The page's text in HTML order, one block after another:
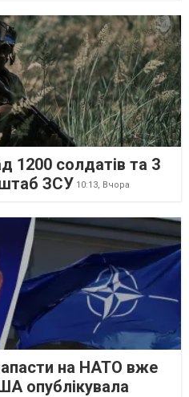
1200 солдатів та 3
ЗСУ 10:13, Вчора
на НАТО вже
опублікувала